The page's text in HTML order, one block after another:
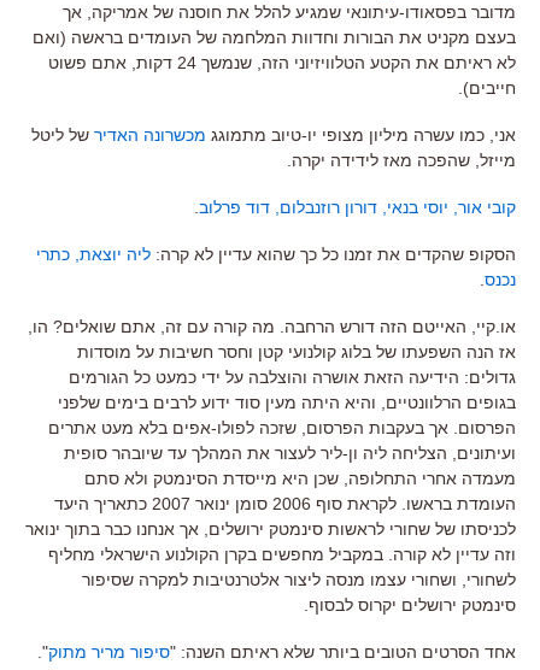
מדובר בפסאודו-עיתונאי שמגיע להלל את חוסנה של אמריקה, אך
בעצם מקניט את הבורות וחדוות המלחמה של העומדים בראשה (ואם
לא ראיתם את הקטע הטלוויזיוני הזה, שנמשך 24 דקות, אתם פשוט
חייבים).
אני, כמו עשרה מיליון מצופי יו-טיוב מתמוגג מכשרונה האדיר של ליטל
מייזל, שהפכה מאז לידידה יקרה.
קובי אור, יוסי בנאי, דורון רוזנבלום, דוד פרלוב
הסקופ שהקדים את זמנו כל כך שהוא עדיין לא קרה: ליה יוצאת, כתרי
נכנס
או.קיי, האייטם הזה דורש הרחבה. מה קורה עם זה, אתם שואלים? הו,
אז הנה השפעתו של בלוג קולנועי קטן וחסר חשיבות על מוסדות
גדולים: הידיעה הזאת אושרה והוצלבה על ידי כמעט כל הגורמים
בגופים הרלוונטיים, והיא היתה מעין סוד ידוע לרבים בימים שלפני
הפרסום. אך בעקבות הפרסום, שזכה לפולו-אפים בלא מעט אתרים
ועיתונים, הצליחה ליה ון-ליר לעצור את המהלך עד שיובהר סופית
מעמדה אחרי התחלופה, שכן היא מייסדת הסינמטק ולא סתם
העומדת בראשו. לקראת סוף 2006 סומן ינואר 2007 כתאריך היעד
לכניסתו של שחורי לראשות סינמטק ירושלים, אך אנחנו כבר בתוך ינואר
וזה עדיין לא קורה. במקביל מחפשים בקרן הקולנוע הישראלי מחליף
לשחורי, ושחורי עצמו מנסה ליצור אלטרנטיבות למקרה שסיפור
סינמטק ירושלים יקרוס לבסוף.
אחד הסרטים הטובים ביותר שלא ראיתם השנה: "סיפור מריר מתוק".